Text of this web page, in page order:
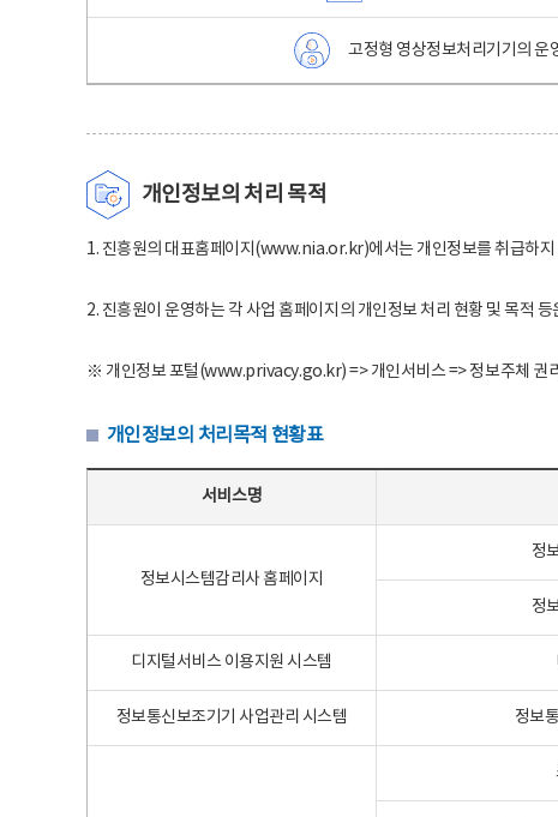
고정형 영상정보처리기기의 운
개인정보의 처리 목적
1. 진흥원의 대표홈페이지(www.nia.or.kr)에서는 개인정보를 취급하지
2. 진흥원이 운영하는 각 사업 홈페이지의 개인정보 처리 현황 및 목적
※ 개인정보 포털(www.privacy.go.kr) => 개인서비스 => 정보주체 권
개인정보의 처리목적 현황표
서비스명
정보시스템감리사 홈페이지
정
정
디지털서비스 이용지원 시스템
정보통신보조기기 사업관리 시스템 정보